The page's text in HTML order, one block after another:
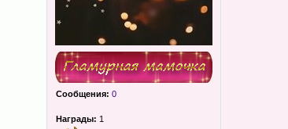
Сообщения: 0
Награды: 1